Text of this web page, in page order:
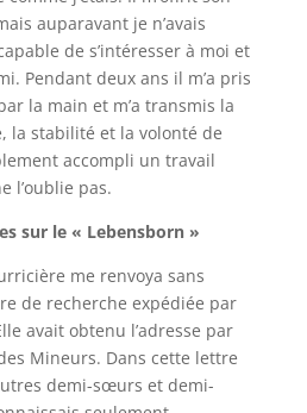
auparavant je n’avais
de s’intéresser à moi et
Pendant deux ans il m’a pris
la main et m’a transmis la
la stabilité et la volonté de
accompli un travail
l’oublie pas.
sur le « Lebensborn»
me renvoya sans
de recherche expédiée par
avait obtenu l’adresse par
Mineurs. Dans cette lettre
demi-sœurs et demi-